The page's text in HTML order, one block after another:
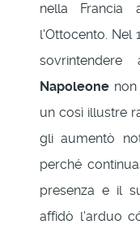
nella
l'Ottocento. Nel
Napoleone
un così illustre
gli aumentò
perché
presenza e il
affidò l'arduo